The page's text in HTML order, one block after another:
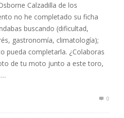
Calzadilla de los
no he completado su ficha
buscando (dificultad,
gastronomía, climatología);
pueda completarla. ¿Colaboras
de tu moto junto a este toro,
0